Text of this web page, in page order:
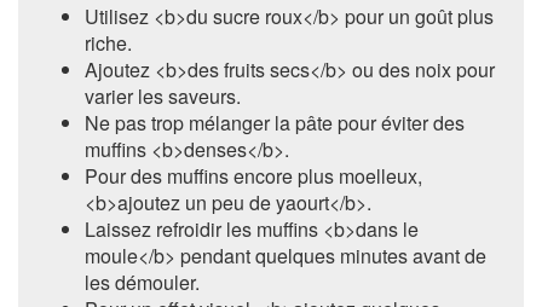
Utilisez <b>du sucre roux</b> pour un goût plus
riche.
Ajoutez <b>des fruits secs</b> ou des noix pour
varier les saveurs.
Ne pas trop mélanger la pâte pour éviter des
muffins <b>denses</b>.
Pour des muffins encore plus moelleux,
<b>ajoutez un peu de yaourt</b>.
Laissez refroidir les muffins <b>dans le
moule</b> pendant quelques minutes avant de
les démouler.